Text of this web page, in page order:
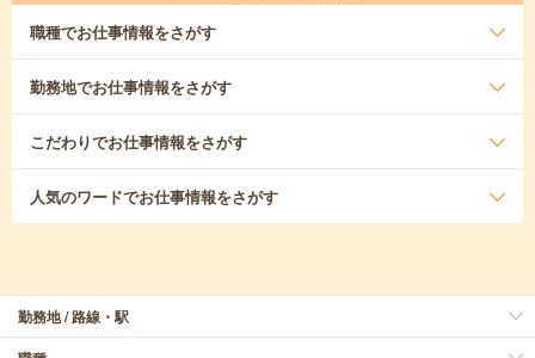
職種でお仕事情報をさがす
勤務地でお仕事情報をさがす
こだわりでお仕事情報をさがす
人気のワードでお仕事情報をさがす
勤務地 / 路線・駅